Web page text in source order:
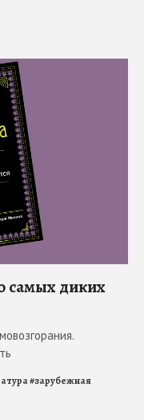
самых диких
#зарубежная